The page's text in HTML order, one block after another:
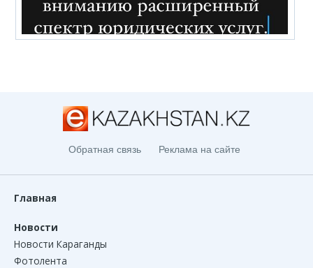
Обратная связь Реклама на сайте
Главная
Новости
Новости Караганды
Фотолента